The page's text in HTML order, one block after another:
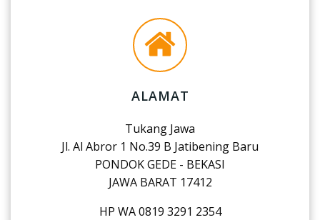
ALAMAT
Tukang Jawa
Jl. Al Abror 1 No.39 B Jatibening Baru
PONDOK GEDE - BEKASI
JAWA BARAT 17412
HP WA 0819 3291 2354